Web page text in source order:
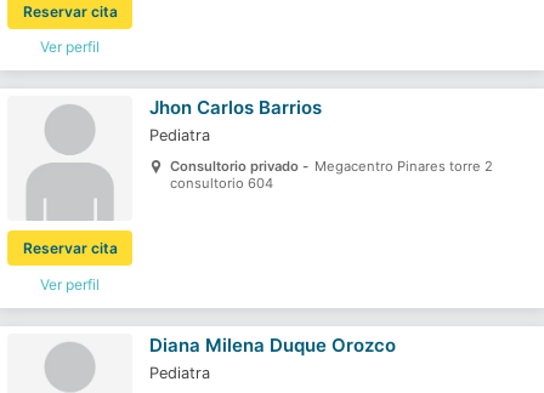
Ver perfil
Reservar cita
Ver perfil
Reservar cita
Jhon Carlos Barrios
Pediatra
Consultorio privado - Megacentro Pinares torre 2
consultorio 604
Diana Milena Duque Orozco
Pediatra